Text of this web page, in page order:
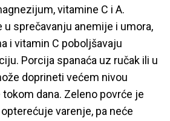
vitamine C i A.
u sprečavanju anemije i umora,
i vitamin C poboljšavaju
Porcija spanaća uz ručak ili u
doprineti većem nivou
dana. Zeleno povrće je
varenje, pa neće